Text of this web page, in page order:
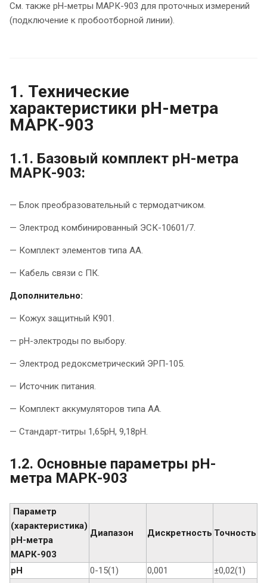
См. также pH-метры МАРК-903 для проточных измерений
(подключение к пробоотборной линии).
1. Технические
характеристики рН-метра
МАРК-903
1.1. Базовый комплект рН-метра
МАРК-903:
— Блок преобразовательный с термодатчиком.
— Электрод комбинированный ЭСК-10601/7.
— Комплект элементов типа АА.
— Кабель связи с ПК.
Дополнительно:
— Кожух защитный К901.
— pH-электроды по выбору.
— Электрод редоксметрический ЭРП-105.
— Источник питания.
— Комплект аккумуляторов типа АА.
— Стандарт-титры 1,65рН, 9,18рН.
1.2. Основные параметры рН-
метра МАРК-903
Параметр
(характеристика)
рН-метра
МАРК-903
Диапазон Дискретность Точность
pH 0-15(1) 0,001
±0,02(1)